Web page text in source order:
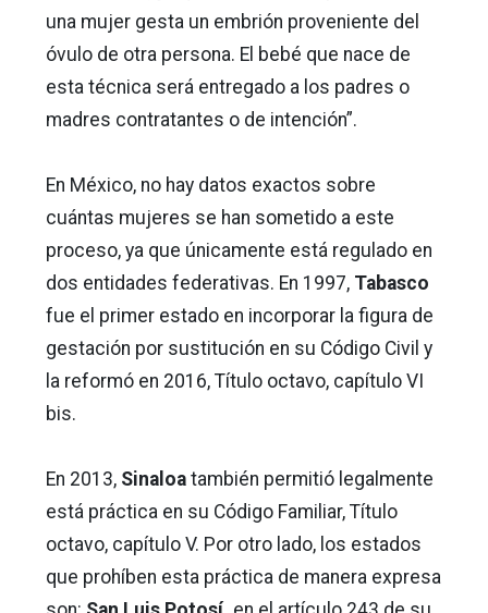
una mujer gesta un embrión proveniente del
óvulo de otra persona. El bebé que nace de
esta técnica será entregado a los padres o
madres contratantes o de intención”.
En México, no hay datos exactos sobre
cuántas mujeres se han sometido a este
proceso, ya que únicamente está regulado en
dos entidades federativas. En 1997, Tabasco
fue el primer estado en incorporar la figura de
gestación por sustitución en su Código Civil y
la reformó en 2016, Título octavo, capítulo VI
bis.
En 2013, Sinaloa también permitió legalmente
está práctica en su Código Familiar, Título
octavo, capítulo V. Por otro lado, los estados
que prohíben esta práctica de manera expresa